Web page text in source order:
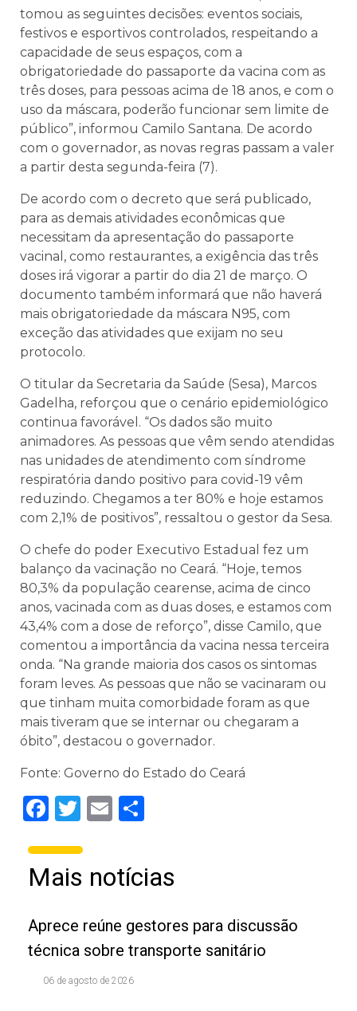
tomou as seguintes decisões: eventos sociais,
festivos e esportivos controlados, respeitando a
capacidade de seus espaços, com a
obrigatoriedade do passaporte da vacina com as
três doses, para pessoas acima de 18 anos, e com o
uso da máscara, poderão funcionar sem limite de
público”, informou Camilo Santana. De acordo
com o governador, as novas regras passam a valer
a partir desta segunda-feira (7).
De acordo com o decreto que será publicado,
para as demais atividades econômicas que
necessitam da apresentação do passaporte
vacinal, como restaurantes, a exigência das três
doses irá vigorar a partir do dia 21 de março. O
documento também informará que não haverá
mais obrigatoriedade da máscara N95, com
exceção das atividades que exijam no seu
protocolo.
O titular da Secretaria da Saúde (Sesa), Marcos
Gadelha, reforçou que o cenário epidemiológico
continua favorável. “Os dados são muito
animadores. As pessoas que vêm sendo atendidas
nas unidades de atendimento com síndrome
respiratória dando positivo para covid-19 vêm
reduzindo. Chegamos a ter 80% e hoje estamos
com 2,1% de positivos”, ressaltou o gestor da Sesa.
O chefe do poder Executivo Estadual fez um
balanço da vacinação no Ceará. “Hoje, temos
80,3% da população cearense, acima de cinco
anos, vacinada com as duas doses, e estamos com
43,4% com a dose de reforço”, disse Camilo, que
comentou a importância da vacina nessa terceira
onda. “Na grande maioria dos casos os sintomas
foram leves. As pessoas que não se vacinaram ou
que tinham muita comorbidade foram as que
mais tiveram que se internar ou chegaram a
óbito”, destacou o governador.
Fonte: Governo do Estado do Ceará
Facebook
Twitter
Email
Mais notícias
Aprece reúne gestores para discussão
técnica sobre transporte sanitário
06 de agosto de 2026